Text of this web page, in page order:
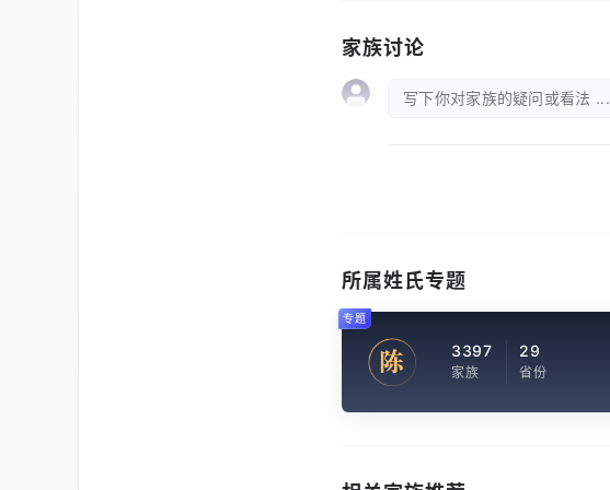
家族讨论
写下你对家族的疑问或看法 ...
所属姓氏专题
陈 3397
家族
29
省份
专题